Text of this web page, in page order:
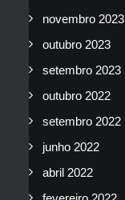
novembro 2023
outubro 2023
setembro 2023
outubro 2022
setembro 2022
junho 2022
abril 2022